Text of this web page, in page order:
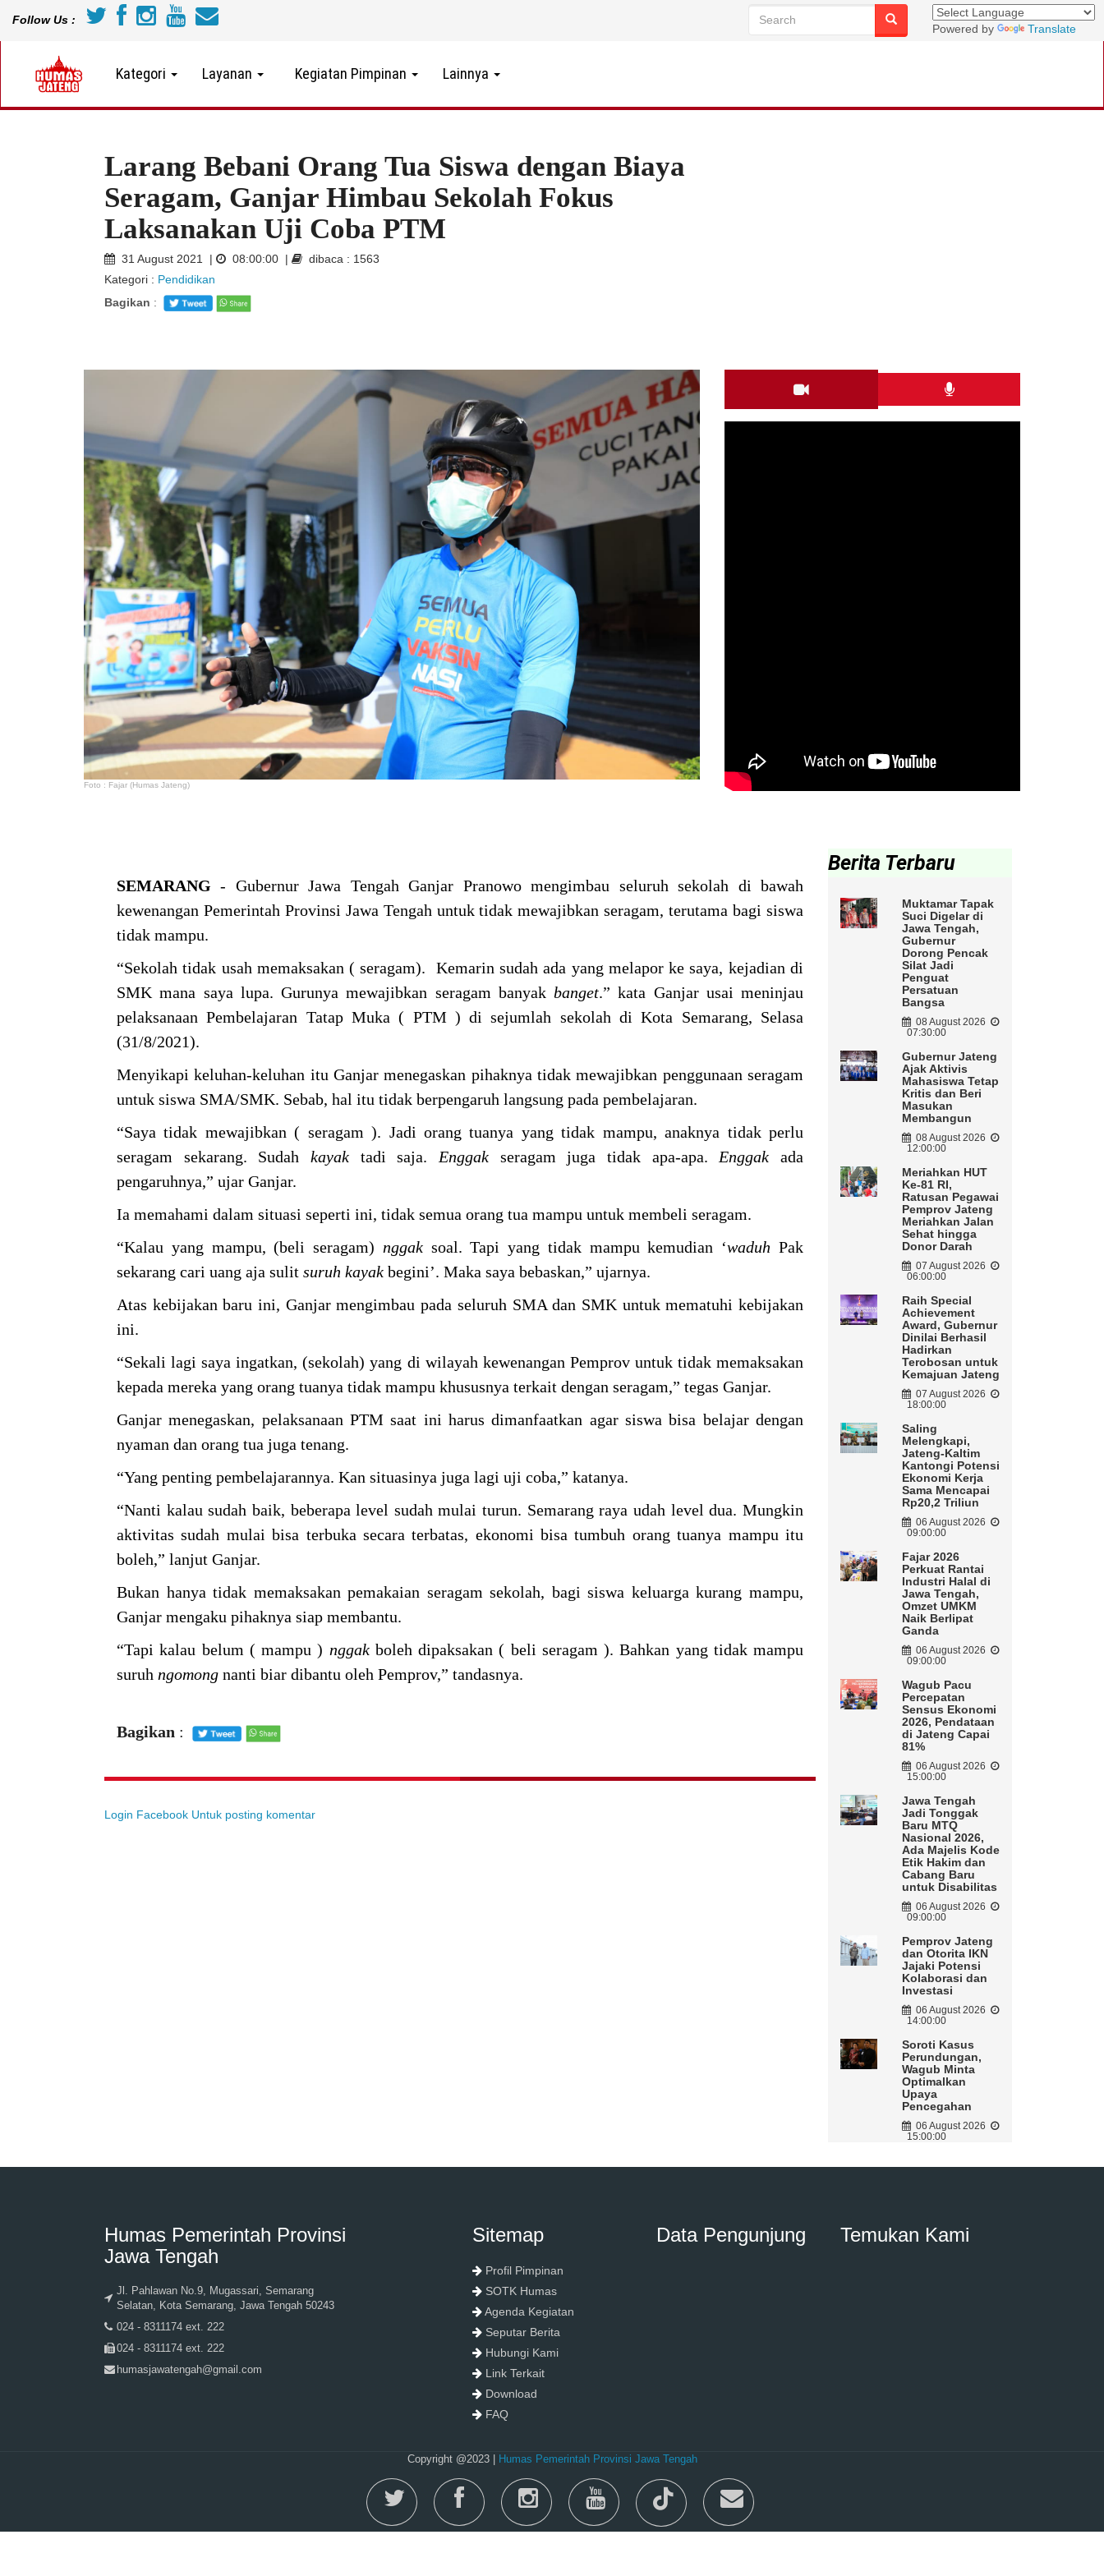
Follow Us :
Powered by Translate
Kategori Layanan Kegiatan Pimpinan Lainnya
Larang Bebani Orang Tua Siswa dengan Biaya
Seragam, Ganjar Himbau Sekolah Fokus
Laksanakan Uji Coba PTM
31 August 2021 | 08:00:00 |
dibaca : 1563
Kategori : Pendidikan
Bagikan :
Foto : Fajar (Humas Jateng)
SEMARANG - Gubernur Jawa Tengah Ganjar Pranowo mengimbau seluruh sekolah di bawah
kewenangan Pemerintah Provinsi Jawa Tengah untuk tidak mewajibkan seragam, terutama bagi siswa
tidak mampu.
“Sekolah tidak usah memaksakan ( seragam). Kemarin sudah ada yang melapor ke saya, kejadian di
SMK mana saya lupa. Gurunya mewajibkan seragam banyak banget.” kata Ganjar usai meninjau
pelaksanaan Pembelajaran Tatap Muka ( PTM ) di sejumlah sekolah di Kota Semarang, Selasa
(31/8/2021).
Menyikapi keluhan-keluhan itu Ganjar menegaskan pihaknya tidak mewajibkan penggunaan seragam
untuk siswa SMA/SMK. Sebab, hal itu tidak berpengaruh langsung pada pembelajaran.
“Saya tidak mewajibkan ( seragam ). Jadi orang tuanya yang tidak mampu, anaknya tidak perlu
seragam sekarang. Sudah kayak tadi saja. Enggak seragam juga tidak apa-apa. Enggak ada
pengaruhnya,” ujar Ganjar.
Ia memahami dalam situasi seperti ini, tidak semua orang tua mampu untuk membeli seragam.
“Kalau yang mampu, (beli seragam) nggak soal. Tapi yang tidak mampu kemudian ‘waduh Pak
sekarang cari uang aja sulit suruh kayak begini’. Maka saya bebaskan,” ujarnya.
Atas kebijakan baru ini, Ganjar mengimbau pada seluruh SMA dan SMK untuk mematuhi kebijakan
ini.
“Sekali lagi saya ingatkan, (sekolah) yang di wilayah kewenangan Pemprov untuk tidak memaksakan
kepada mereka yang orang tuanya tidak mampu khususnya terkait dengan seragam,” tegas Ganjar.
Ganjar menegaskan, pelaksanaan PTM saat ini harus dimanfaatkan agar siswa bisa belajar dengan
nyaman dan orang tua juga tenang.
“Yang penting pembelajarannya. Kan situasinya juga lagi uji coba,” katanya.
“Nanti kalau sudah baik, beberapa level sudah mulai turun. Semarang raya udah level dua. Mungkin
aktivitas sudah mulai bisa terbuka secara terbatas, ekonomi bisa tumbuh orang tuanya mampu itu
boleh,” lanjut Ganjar.
Bukan hanya tidak memaksakan pemakaian seragam sekolah, bagi siswa keluarga kurang mampu,
Ganjar mengaku pihaknya siap membantu.
“Tapi kalau belum ( mampu ) nggakboleh dipaksakan ( beli seragam ). Bahkan yang tidak mampu
suruh ngomong nanti biar dibantu oleh Pemprov,” tandasnya.
Bagikan :
Login Facebook Untuk posting komentar
Berita Terbaru
Muktamar Tapak
Suci Digelar di
Jawa Tengah,
Gubernur
Dorong Pencak
Silat Jadi
Penguat
Persatuan
Bangsa
08 August 2026
07:30:00
Gubernur Jateng
Ajak Aktivis
Mahasiswa Tetap
Kritis dan Beri
Masukan
Membangun
08 August 2026
12:00:00
Meriahkan HUT
Ke-81 RI,
Ratusan Pegawai
Pemprov Jateng
Meriahkan Jalan
Sehat hingga
Donor Darah
07 August 2026
06:00:00
Raih Special
Achievement
Award, Gubernur
Dinilai Berhasil
Hadirkan
Terobosan untuk
Kemajuan Jateng
07 August 2026
18:00:00
Saling
Melengkapi,
Jateng-Kaltim
Kantongi Potensi
Ekonomi Kerja
Sama Mencapai
Rp20,2 Triliun
06 August 2026
09:00:00
Fajar 2026
Perkuat Rantai
Industri Halal di
Jawa Tengah,
Omzet UMKM
Naik Berlipat
Ganda
06 August 2026
09:00:00
Wagub Pacu
Percepatan
Sensus Ekonomi
2026, Pendataan
di Jateng Capai
81%
06 August 2026
15:00:00
Jawa Tengah
Jadi Tonggak
Baru MTQ
Nasional 2026,
Ada Majelis Kode
Etik Hakim dan
Cabang Baru
untuk Disabilitas
06 August 2026
09:00:00
Pemprov Jateng
dan Otorita IKN
Jajaki Potensi
Kolaborasi dan
Investasi
06 August 2026
14:00:00
Soroti Kasus
Perundungan,
Wagub Minta
Optimalkan
Upaya
Pencegahan
06 August 2026
15:00:00
Humas Pemerintah Provinsi
Jawa Tengah
Jl. Pahlawan No.9, Mugassari, Semarang
Selatan, Kota Semarang, Jawa Tengah 50243
024 - 8311174 ext. 222
024 - 8311174 ext. 222
humasjawatengah@gmail.com
Sitemap
Profil Pimpinan
SOTK Humas
Agenda Kegiatan
Seputar Berita
Hubungi Kami
Link Terkait
Download
FAQ
Data Pengunjung Temukan Kami
Copyright @2023 | Humas Pemerintah Provinsi Jawa Tengah